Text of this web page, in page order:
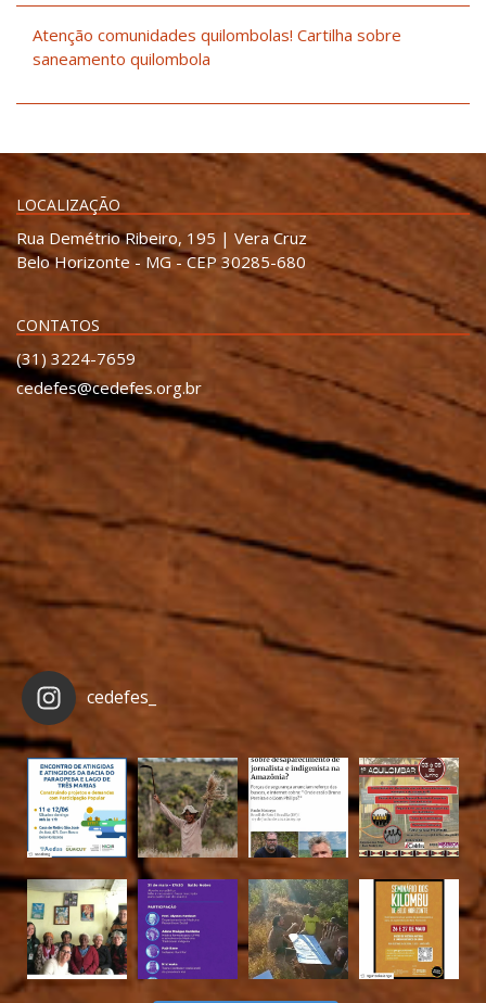
Atenção comunidades quilombolas! Cartilha sobre
saneamento quilombola
LOCALIZAÇÃO
Rua Demétrio Ribeiro, 195 | Vera Cruz
Belo Horizonte - MG - CEP 30285-680
CONTATOS
(31) 3224-7659
cedefes@cedefes.org.br
cedefes_